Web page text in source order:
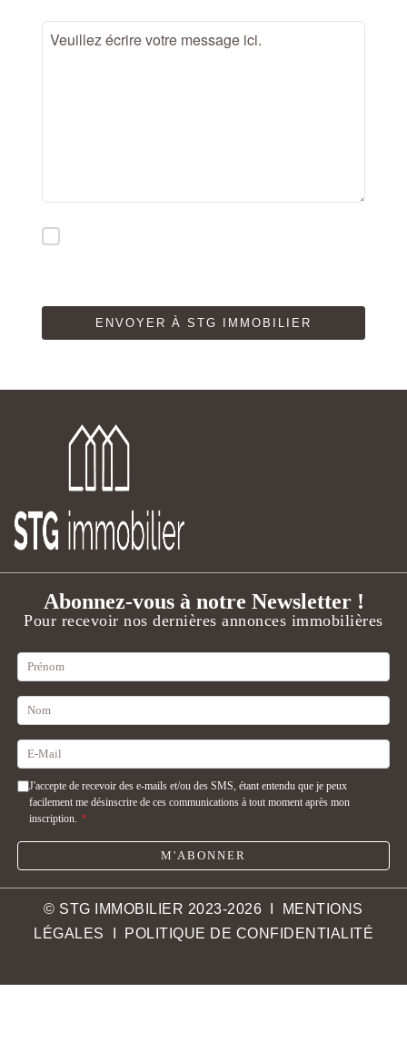
Phone
*ENVOYER À STG IMMOBILIER
Abonnez-vous à notre Newsletter !
Pour recevoir nos dernières annonces immobilières
J'accepte de recevoir des e-mails et/ou des SMS, étant entendu que je peux
facilement me désinscrire de ces communications à tout moment après mon
inscription. *
M'ABONNER
© STG IMMOBILIER 2023-2026 I
MENTIONS
LÉGALES
POLITIQUE DE CONFIDENTIALITÉ